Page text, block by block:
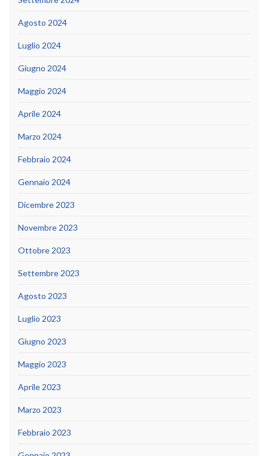
Agosto 2024
Luglio 2024
Giugno 2024
Maggio 2024
Aprile 2024
Marzo 2024
Febbraio 2024
Gennaio 2024
Dicembre 2023
Novembre 2023
Ottobre 2023
Settembre 2023
Agosto 2023
Luglio 2023
Giugno 2023
Maggio 2023
Aprile 2023
Marzo 2023
Febbraio 2023